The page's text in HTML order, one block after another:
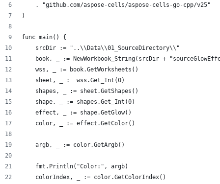
    . "github.com/aspose-cells/aspose-cells-go-cpp/v25"
)
func main() {
    srcDir := "..\\Data\\01_SourceDirectory\\"
book, _ := NewWorkbook_String(srcDir +
    wss, _ := book.GetWorksheets()
    sheet, _ := wss.Get_Int(0)
    shapes, _ := sheet.GetShapes()
    shape, _ := shapes.Get_Int(0)
    effect, _ := shape.GetGlow()
    color, _ := effect.GetColor()
    argb, _ := color.GetArgb()
    fmt.Println("Color:", argb)
    colorIndex, _ := color.GetColorIndex()